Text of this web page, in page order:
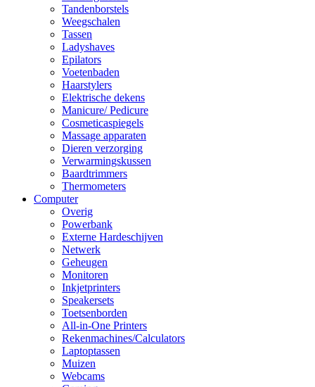
Tandenborstels
Weegschalen
Tassen
Ladyshaves
Epilators
Voetenbaden
Haarstylers
Elektrische dekens
Manicure/ Pedicure
Cosmeticaspiegels
Massage apparaten
Dieren verzorging
Verwarmingskussen
Baardtrimmers
Thermometers
Computer
Overig
Powerbank
Externe Hardeschijven
Netwerk
Geheugen
Monitoren
Inkjetprinters
Speakersets
Toetsenborden
All-in-One Printers
Rekenmachines/Calculators
Laptoptassen
Muizen
Webcams